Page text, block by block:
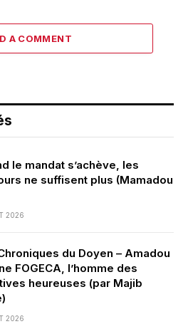
A COMMENT
le mandat s’achève, les
ne suffisent plus (Mamadou
2026
du Doyen – Amadou
FOGECA, l’homme des
heureuses (par Majib
2026